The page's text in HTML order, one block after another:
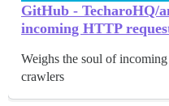
GitHub - TecharoHQ/
incoming HTTP
Weighs the soul of
crawlers